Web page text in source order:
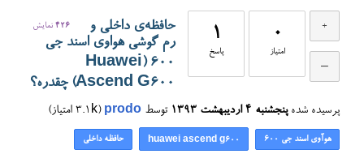
0
امتیاز
1
پاسخ
426 نمایش
حافظه‌ی داخلی و
رم گوشی هواوی اسند جی
۶۰۰ (Huawei
Ascend G600) چقدره؟
پرسیده شده پنجشنبه ۴ اردیبهشت ۱۳۹۳ توسط prodo
(
3.1k امتیاز)
هوآوی اسند جی ۶۰۰ huawei ascend g600 حافظه داخلی